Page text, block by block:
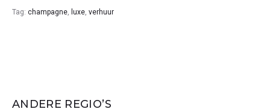
Tag: champagne, luxe, verhuur
ANDERE REGIO’S